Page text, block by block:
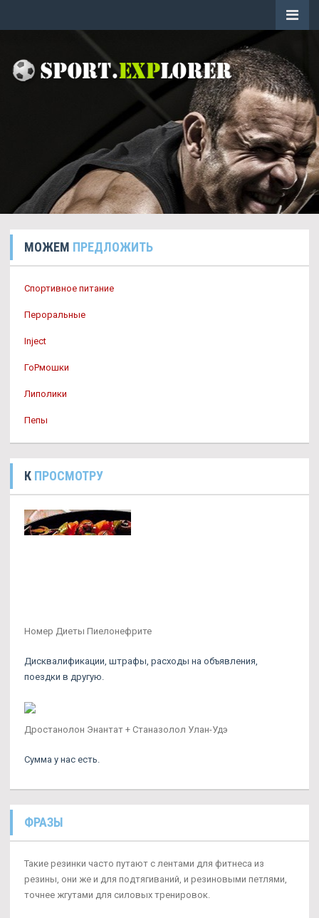
МОЖЕМ ПРЕДЛОЖИТЬ
Спортивное питание
Пероральные
Inject
ГоРмошки
Липолики
Пепы
К ПРОСМОТРУ
Номер Диеты Пиелонефрите
Дисквалификации, штрафы, расходы на объявления,
поездки в другую.
Дростанолон Энантат + Станазолол Улан-Удэ
Сумма у нас есть.
ФРАЗЫ
Такие резинки часто путают с лентами для фитнеса из
резины, они же и для подтягиваний, и резиновыми петлями,
точнее жгутами для силовых тренировок.